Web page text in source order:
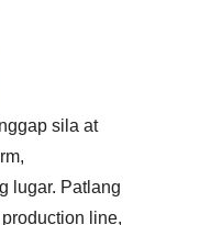
sila at
lugar. Patlang
line,